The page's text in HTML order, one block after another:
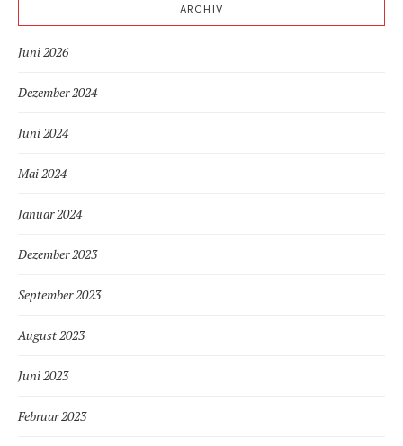
ARCHIV
Juni 2026
Dezember 2024
Juni 2024
Mai 2024
Januar 2024
Dezember 2023
September 2023
August 2023
Juni 2023
Februar 2023